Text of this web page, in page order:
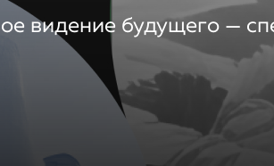
видение будущего —